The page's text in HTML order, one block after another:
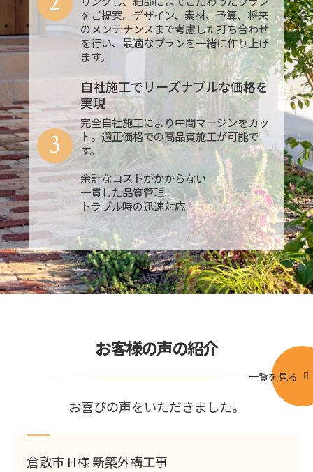
をご提案。デザイン、素材、予算、将来
のメンテナンスまで考慮した打ち合わせ
を行い、最適なプランを一緒に作り上げ
ます。
自社施工でリーズナブルな価格を
実現
完全自社施工により中間マージンをカッ
ト。適正価格での高品質施工が可能で
す。
余計なコストがかからない
一貫した品質管理
トラブル時の迅速対応
3
お客様の声の紹介
お喜びの声をいただきました。
一覧を見る
倉敷市 H様 新築外構工事